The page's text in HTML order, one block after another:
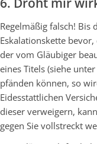
Regelmäßig falsch! Bis
Eskalationskette
der vom Gläubiger
eines Titels (siehe
pfänden können, so
Eidesstattlichen
dieser verweigern,
gegen Sie vollstreckt